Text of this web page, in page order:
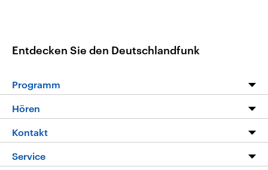
Entdecken Sie den Deutschlandfunk
Programm
Programm
Die Nachrichten
Nachrichtenleicht
Hören
Livestream
Podcasts
Kontakt
Hörerservice
Service